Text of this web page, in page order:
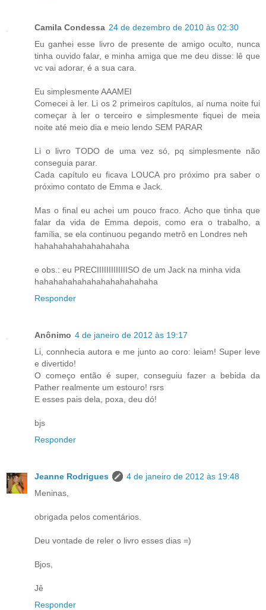
Camila Condessa 24 de dezembro de 2010 às 02:30
Eu ganhei esse livro de presente de amigo oculto, nunca
tinha ouvido falar, e minha amiga que me deu disse: lê que
vc vai adorar, é a sua cara.
Eu simplesmente AAAMEI
Comecei à ler. Li os 2 primeiros capítulos, aí numa noite fui
começar à ler o terceiro e simplesmente fiquei de meia
noite até meio dia e meio lendo SEM PARAR
Li o livro TODO de uma vez só, pq simplesmente não
conseguia parar.
Cada capítulo eu ficava LOUCA pro próximo pra saber o
próximo contato de Emma e Jack.
Mas o final eu achei um pouco fraco. Acho que tinha que
falar da vida de Emma depois, como era o trabalho, a
família, se ela continuou pegando metrô en Londres neh
hahahahahahahahahaha
e obs.: eu PRECIIIIIIIIIIIIISO de um Jack na minha vida
hahahahahahahahahahahahaha
Responder
Anônimo 4 de janeiro de 2012 às 19:17
Li, connhecia autora e me junto ao coro: leiam! Super leve
e divertido!
O começo então é super, conseguiu fazer a bebida da
Pather realmente um estouro! rsrs
E esses pais dela, poxa, deu dó!
bjs
Responder
Jeanne Rodrigues
4 de janeiro de 2012 às 19:48
Meninas,
obrigada pelos comentários.
Deu vontade de reler o livro esses dias =)
Bjos,
Jê
Responder